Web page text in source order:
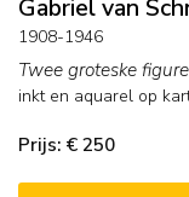
Gabriel van
1908-1946
Twee groteske
inkt en aquarel op
Prijs: € 250